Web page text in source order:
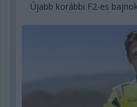
Újabb korábbi F2-es